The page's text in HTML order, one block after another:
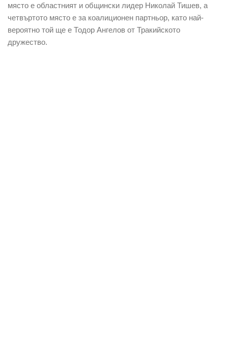
място е областният и общински лидер Николай Тишев, а
четвъртото място е за коалиционен партньор, като най-
вероятно той ще е Тодор Ангелов от Тракийското
дружество.